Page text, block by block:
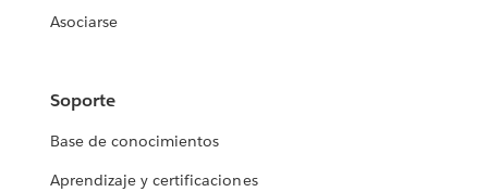
Asociarse
Soporte
Base de conocimientos
Aprendizaje y certificaciones